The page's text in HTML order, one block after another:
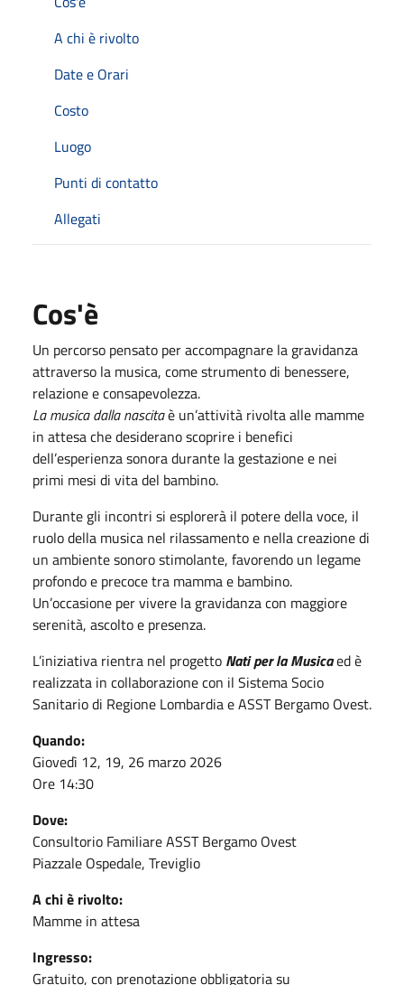
A chi è rivolto
Date e Orari
Costo
Luogo
Punti di contatto
Allegati
Cos'è
Un percorso pensato per accompagnare la gravidanza
attraverso la musica, come strumento di benessere,
relazione e consapevolezza.
La musica dalla nascitaè un’attività rivolta alle mamme
in attesa che desiderano scoprire i benefici
dell’esperienza sonora durante la gestazione e nei
primi mesi di vita del bambino.
Durante gli incontri si esplorerà il potere della voce, il
ruolo della musica nel rilassamento e nella creazione di
un ambiente sonoro stimolante, favorendo un legame
profondo e precoce tra mamma e bambino.
Un’occasione per vivere la gravidanza con maggiore
serenità, ascolto e presenza.
L’iniziativa rientra nel progetto Nati per la Musicaed è
realizzata in collaborazione con il Sistema Socio
Sanitario di Regione Lombardia e ASST Bergamo Ovest.
Quando:
Giovedì 12, 19, 26 marzo 2026
Ore 14:30
Dove:
Consultorio Familiare ASST Bergamo Ovest
Piazzale Ospedale, Treviglio
A chi è rivolto:
Mamme in attesa
Ingresso:
Gratuito, con prenotazione obbligatoria su